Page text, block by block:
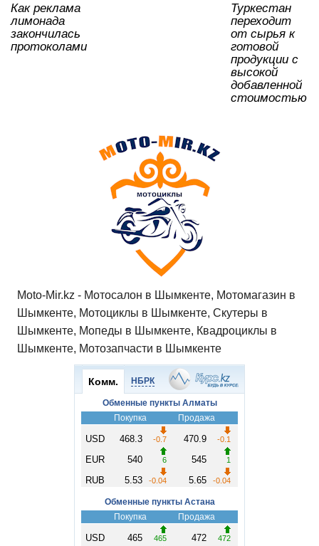
Как реклама
лимонада
закончилась
протоколами
Туркестан
переходит
от сырья к
готовой
продукции с
высокой
добавленной
стоимостью
Moto-Mir.kz - Мотосалон в Шымкенте, Мотомагазин в
Шымкенте, Мотоциклы в Шымкенте, Скутеры в
Шымкенте, Мопеды в Шымкенте, Квадроциклы в
Шымкенте, Мотозапчасти в Шымкенте